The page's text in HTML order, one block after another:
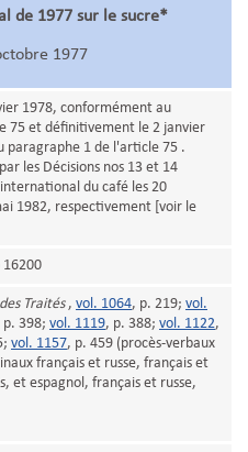
de 1977 sur le sucre*
1977
1978, conformément au
75 et définitivement le 2 janvier
paragraphe 1 de l'article 75 .
les Décisions nos 13 et 14
du café les 20
1982, respectivement [voir le
16200
Traités, vol. 1064, p. 219; vol.
p. 398; vol. 1119, p. 388; vol. 1122,
vol. 1157, p. 459 (procès-verbaux
français et russe, français et
et espagnol, français et russe,